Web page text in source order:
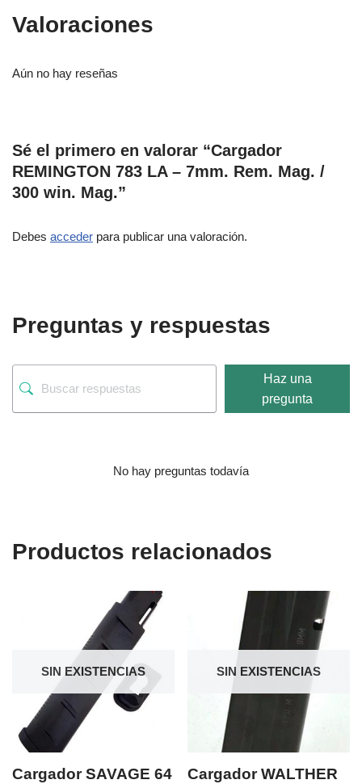
Valoraciones
Aún no hay reseñas
Sé el primero en valorar “Cargador
REMINGTON 783 LA – 7mm. Rem. Mag. /
300 win. Mag.”
Debes acceder para publicar una valoración.
Preguntas y respuestas
Haz una
pregunta
No hay preguntas todavía
Productos relacionados
SIN EXISTENCIAS
Cargador SAVAGE 64
SIN EXISTENCIAS
Cargador WALTHER